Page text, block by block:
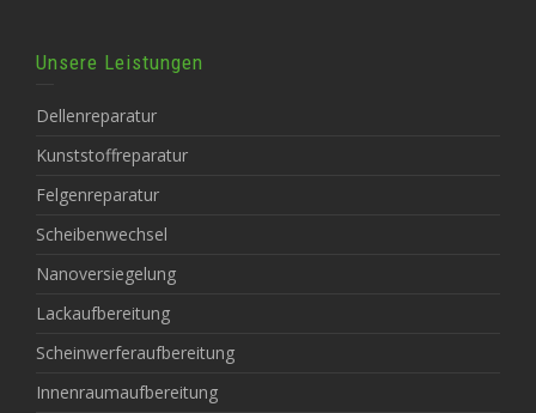
Unsere Leistungen
Dellenreparatur
Kunststoffreparatur
Felgenreparatur
Scheibenwechsel
Nanoversiegelung
Lackaufbereitung
Scheinwerferaufbereitung
Innenraumaufbereitung